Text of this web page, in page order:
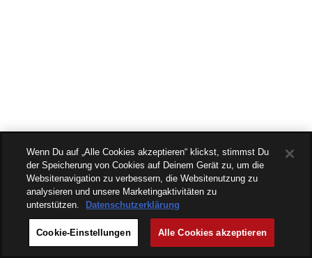
Wenn Du auf „Alle Cookies akzeptieren“ klickst, stimmst Du
der Speicherung von Cookies auf Deinem Gerät zu, um die
Websitenavigation zu verbessern, die Websitenutzung zu
analysieren und unsere Marketingaktivitäten zu
unterstützen.
Datenschutzerklärung
Cookie-Einstellungen Alle Cookies akzeptieren